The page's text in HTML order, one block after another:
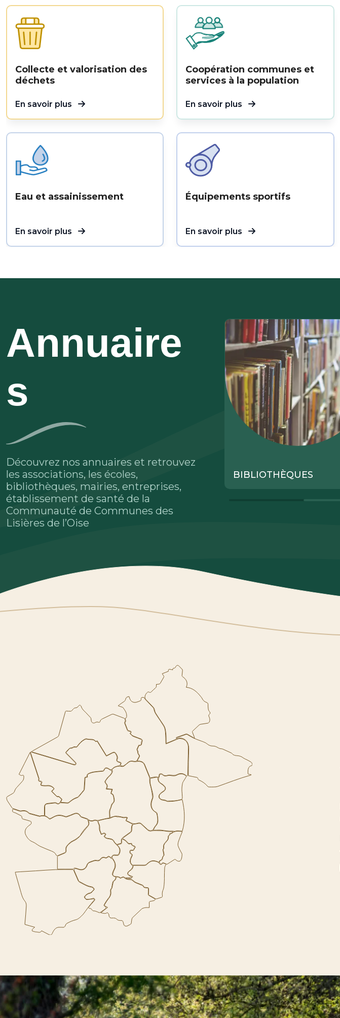
Collecte et valorisation des
déchets
En savoir plus
Coopération communes et
services à la population
En savoir plus
Eau et assainissement
En savoir plus
Équipements sportifs
En savoir plus
Annuaire
s
Découvrez nos annuaires et retrouvez
les associations, les écoles,
bibliothèques, mairies, entreprises,
établissement de santé de la
Communauté de Communes des
Lisières de l’Oise
BIBLIOTHÈQUES